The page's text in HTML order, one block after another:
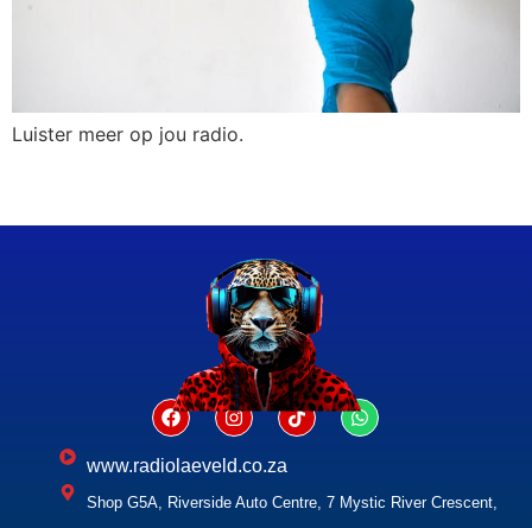
Luister meer op jou radio.
www.radiolaeveld.co.za
Shop G5A, Riverside Auto Centre, 7 Mystic River Crescent,